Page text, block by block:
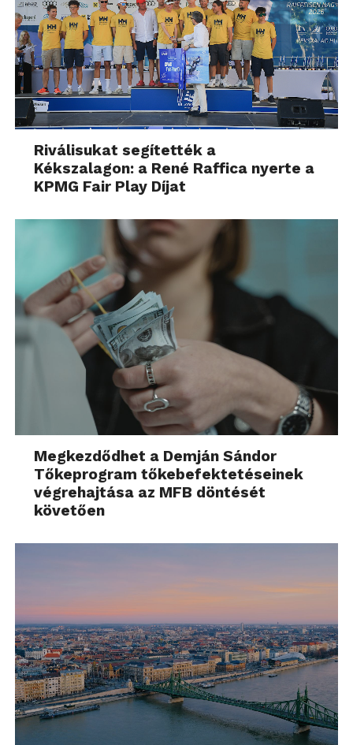
Riválisukat segítették a
Kékszalagon: a René Raffica nyerte a
KPMG Fair Play Díjat
Megkezdődhet a Demján Sándor
Tőkeprogram tőkebefektetéseinek
végrehajtása az MFB döntését
követően